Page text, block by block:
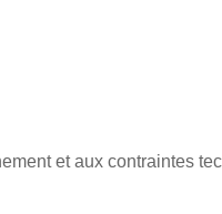
et aux contraintes